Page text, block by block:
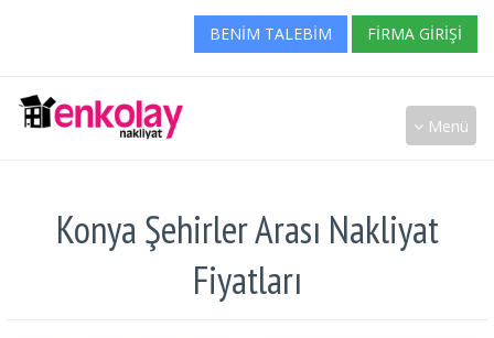
BENIM TALEBIM FIRMA GIRIŞI
Menü
Konya Şehirler Arası Nakliyat
Fiyatları